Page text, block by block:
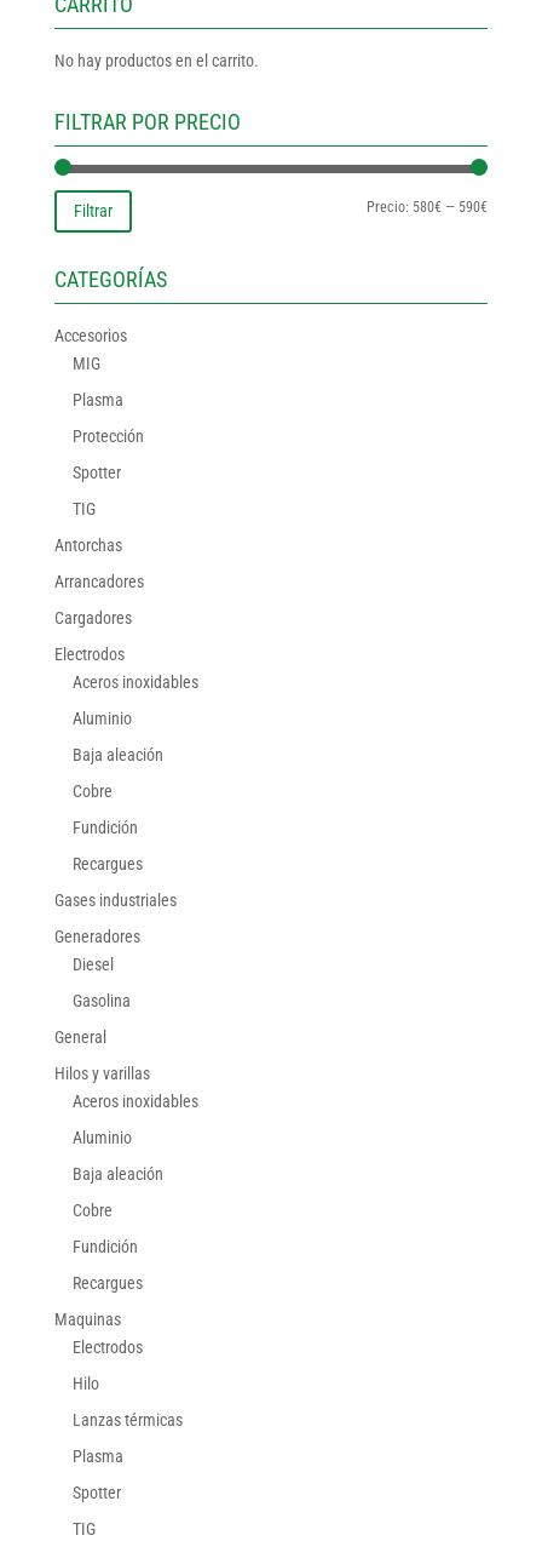
No hay productos en el carrito.
FILTRAR POR PRECIO
Precio
Precio
Filtrar Precio: 580€ — 590€
CATEGORÍAS
Accesorios
MIG
Plasma
Protección
Spotter
TIG
Antorchas
Arrancadores
Cargadores
Electrodos
Aceros inoxidables
Aluminio
Baja aleación
Cobre
Fundición
Recargues
Gases industriales
Generadores
Diesel
Gasolina
General
Hilos y varillas
Aceros inoxidables
Aluminio
Baja aleación
Cobre
Fundición
Recargues
Maquinas
Electrodos
Hilo
Lanzas térmicas
Plasma
Spotter
TIG